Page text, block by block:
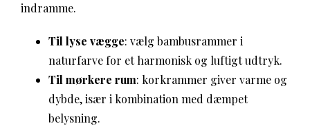
indramme.
Til lyse vægge: vælg bambusrammer i
naturfarve for et harmonisk og luftigt udtryk.
Til mørkere rum: korkrammer giver varme og
dybde, især i kombination med dæmpet
belysning.